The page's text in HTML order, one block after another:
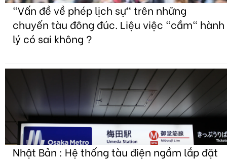
"Vấn đề về phép lịch sự" trên những
chuyến tàu đông đúc. Liệu việc "cầm" hành
lý có sai không ?
Nhật Bản : Hệ thống tàu điện ngầm lắp đặt